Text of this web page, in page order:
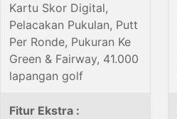
Kartu Skor Digital,
Pelacakan Pukulan, Putt
Per Ronde, Pukuran Ke
Green & Fairway, 41.000
lapangan golf
Fitur Ekstra :